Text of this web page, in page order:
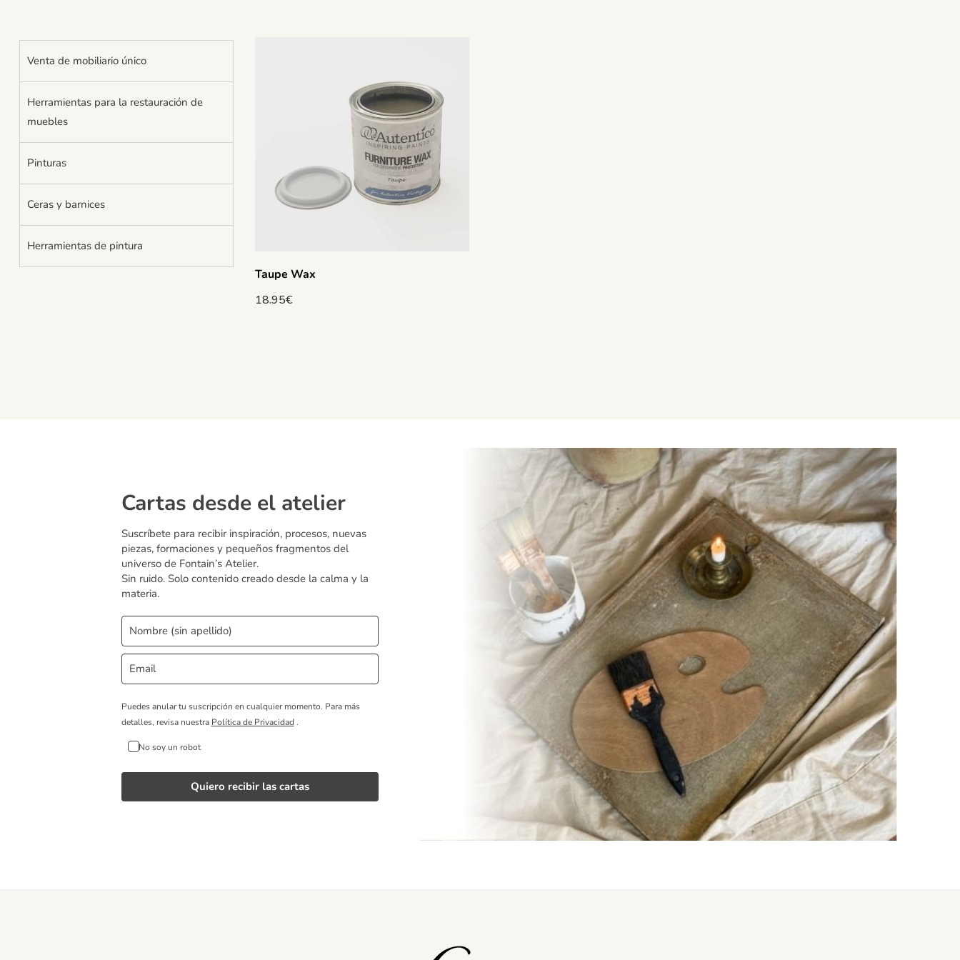
Venta de mobiliario único
Herramientas para la restauración de
muebles
Pinturas
Ceras y barnices
Herramientas de pintura
Taupe Wax
18.95€
Cartas desde el atelier
Suscríbete para recibir inspiración, procesos, nuevas
piezas, formaciones y pequeños fragmentos del
universo de Fontain’s Atelier.
Sin ruido. Solo contenido creado desde la calma y la
materia.
Puedes anular tu suscripción en cualquier momento. Para más
detalles, revisa nuestra Política de Privacidad .
No soy un robot
Quiero recibir las cartas